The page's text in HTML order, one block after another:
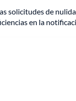
solicitudes de
en la